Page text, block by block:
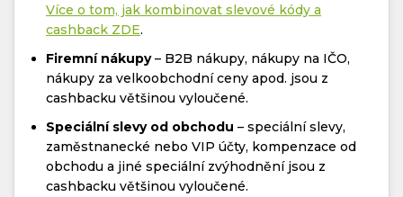
Více o tom, jak kombinovat slevové kódy a
cashback ZDE.
Firemní nákupy– B2B nákupy, nákupy na IČO,
nákupy za velkoobchodní ceny apod. jsou z
cashbacku většinou vyloučené.
Speciální slevy od obchodu – speciální slevy,
zaměstnanecké nebo VIP účty, kompenzace od
obchodu a jiné speciální zvýhodnění jsou z
cashbacku většinou vyloučené.